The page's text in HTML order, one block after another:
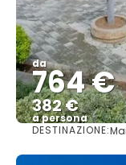
da
764 €
382 €
a persona
DESTINAZIONE: